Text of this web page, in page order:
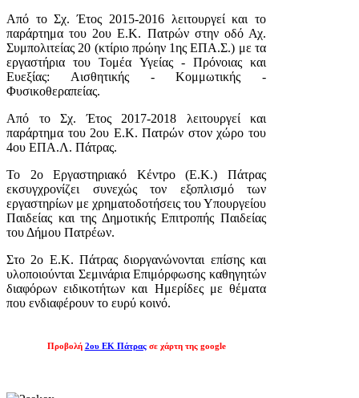
Από το Σχ. Έτος 2015-2016 λειτουργεί και το
παράρτημα του 2ου Ε.Κ. Πατρών στην οδό Αχ.
Συμπολιτείας 20 (κτίριο πρώην 1ης ΕΠΑ.Σ.) με τα
εργαστήρια του Τομέα Υγείας - Πρόνοιας και
Ευεξίας: Αισθητικής - Κομμωτικής -
Φυσικοθεραπείας.
Από το Σχ. Έτος 2017-2018 λειτουργεί και
παράρτημα του 2ου Ε.Κ. Πατρών στον χώρο του
4ου ΕΠΑ.Λ. Πάτρας.
Το 2ο Εργαστηριακό Κέντρο (Ε.Κ.) Πάτρας
εκσυγχρονίζει συνεχώς τον εξοπλισμό των
εργαστηρίων με χρηματοδοτήσεις του Υπουργείου
Παιδείας και της Δημοτικής Επιτροπής Παιδείας
του Δήμου Πατρέων.
Στο 2ο Ε.Κ. Πάτρας διοργανώνονται επίσης και
υλοποιούνται Σεμινάρια Επιμόρφωσης καθηγητών
διαφόρων ειδικοτήτων και Ημερίδες με θέματα
που ενδιαφέρουν το ευρύ κοινό.
Προβολή 2ου ΕΚ Πάτρας σε χάρτη της google